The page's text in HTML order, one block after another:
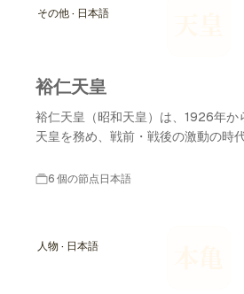
その他 · 日本語
裕仁天皇
裕仁天皇（昭和天皇）は、1926年
天皇を務め、戦前・戦後の激動の時
6 個の節点日本語
人物 · 日本語